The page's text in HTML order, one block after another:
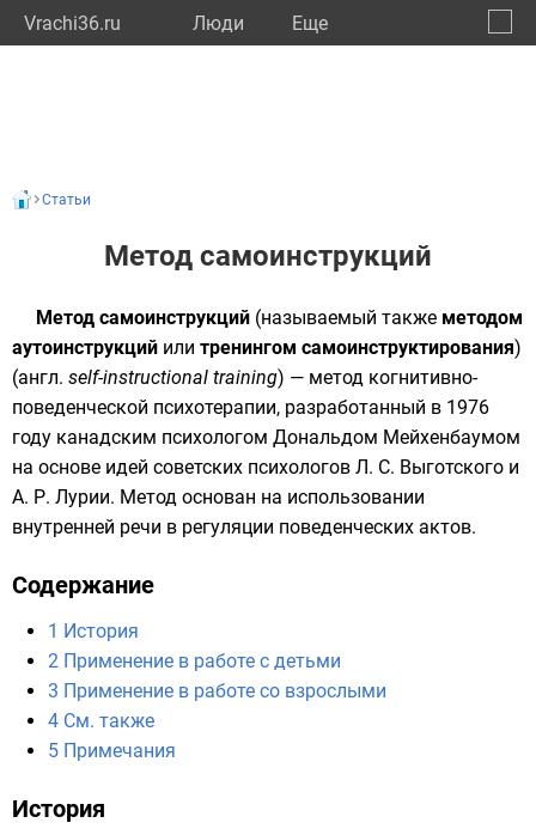
Vrachi36.ru Люди Eще
Статьи
Метод самоинструкций
Метод самоинструкций (называемый также методом
аутоинструкций или тренингом самоинструктирования)
(англ. self-instructional training) — метод когнитивно-
поведенческой психотерапии, разработанный в 1976
году канадским психологом Дональдом Мейхенбаумом
на основе идей советских психологов Л. С. Выготского и
А. Р. Лурии. Метод основан на использовании
внутренней речи в регуляции поведенческих актов.
Содержание
1 История
2 Применение в работе с детьми
3 Применение в работе со взрослыми
4 См. также
5 Примечания
История